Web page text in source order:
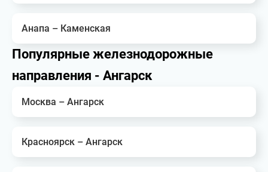
Анапа – Каменская
Популярные железнодорожные
направления - Ангарск
Москва – Ангарск
Красноярск – Ангарск